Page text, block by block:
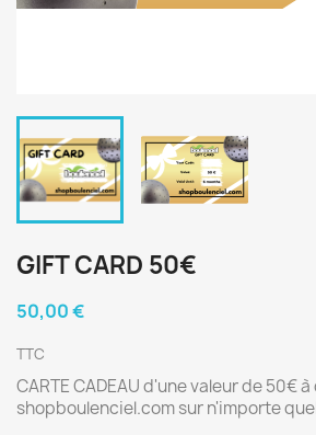
GIFT CARD 50€
50,00 €
TTC
CARTE CADEAU d'une valeur de 50€
shopboulenciel.com sur n'importe